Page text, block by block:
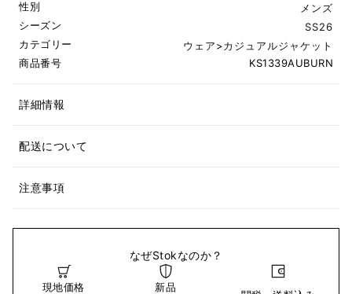
性別
メンズ
シーズン
SS26
カテゴリー
ウェア>カジュアルジャケット
商品番号
KS1339AUBURN
詳細情報
配送について
注意事項
なぜStokなのか？
現地価格 新品